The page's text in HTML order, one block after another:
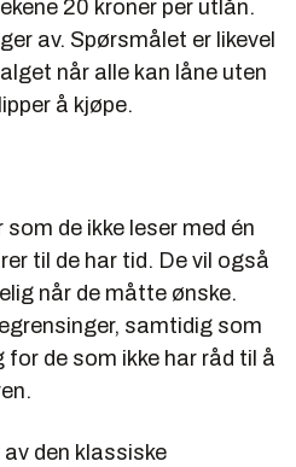
20 kroner per utlån.
av. Spørsmålet er likevel
når alle kan låne uten
å kjøpe.
de ikke leser med én
til de har tid. De vil også
når de måtte ønske.
samtidig som
de som ikke har råd til å
den klassiske